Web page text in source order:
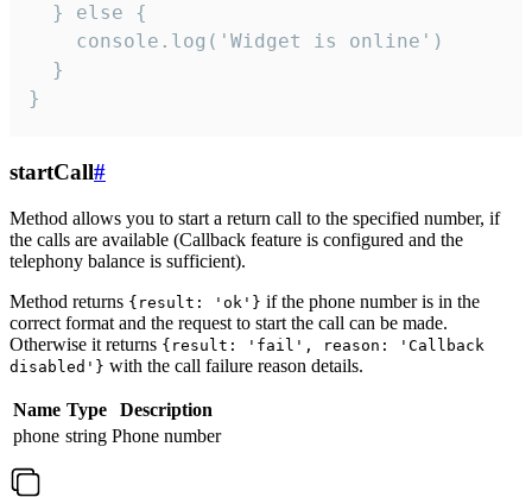
  } else {
    console.log('Widget is online')
  }
}
startCall#
Method allows you to start a return call to the specified number, if
the calls are available (Callback feature is configured and the
telephony balance is sufficient).
Method returns {result: 'ok'} if the phone number is in the
correct format and the request to start the call can be made.
Otherwise it returns {result: 'fail', reason: 'Callback
disabled'} with the call failure reason details.
Name Type
Description
phone string Phone number